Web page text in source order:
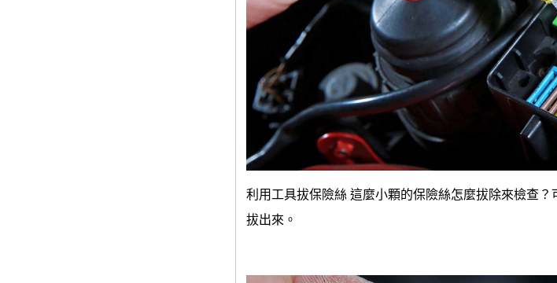
利用工具拔保險絲 這麼小顆的保險絲怎麼拔除來檢查
拔出來。